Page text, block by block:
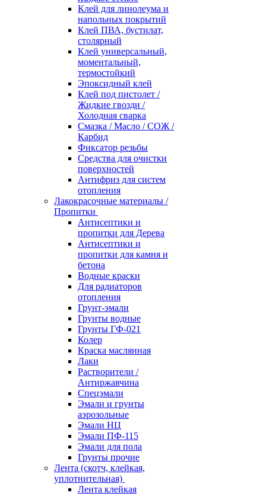
Клей для линолеума и
напольных покрытий
Клей ПВА, бустилат,
столярный
Клей универсальный,
моментальный,
термостойкий
Эпоксидный клей
Клей под пистолет /
Жидкие гвозди /
Холодная сварка
Смазка / Масло / СОЖ /
Карбид
Фиксатор резьбы
Средства для очистки
поверхностей
Антифриз для систем
отопления
Лакокрасочные материалы /
Пропитки
Антисептики и
пропитки для Дерева
Антисептики и
пропитки для камня и
бетона
Водные краски
Для радиаторов
отопления
Грунт-эмали
Грунты водные
Грунты ГФ-021
Колер
Краска маслянная
Лаки
Растворители /
Антиржавчина
Спецэмали
Эмали и грунты
аэрозольные
Эмали НЦ
Эмали ПФ-115
Эмали для пола
Грунты прочие
Лента (скотч, клейкая,
уплотнительная)
Лента клейкая